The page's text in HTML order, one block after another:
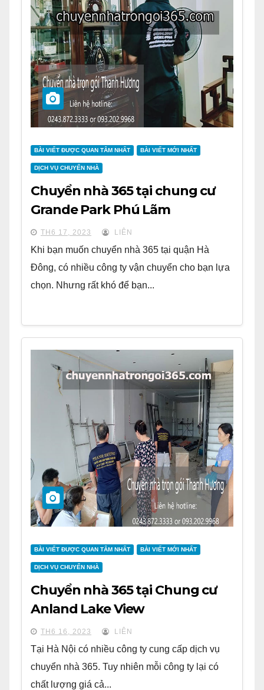
BÀI VIẾT ĐƯỢC QUAN TÂM NHẤT BÀI VIẾT MỚI NHẤT
DỊCH VỤ CHUYỂN NHÀ
Chuyển nhà 365 tại chung cư
Grande Park Phú Lãm
TH6 17, 2023 LIÊN
Khi bạn muốn chuyển nhà 365 tại quận Hà
Đông, có nhiều công ty vận chuyển cho bạn lựa
chọn. Nhưng rất khó để bạn...
BÀI VIẾT ĐƯỢC QUAN TÂM NHẤT BÀI VIẾT MỚI NHẤT
DỊCH VỤ CHUYỂN NHÀ
Chuyển nhà 365 tại Chung cư
Anland Lake View
TH6 16, 2023 LIÊN
Tại Hà Nội có nhiều công ty cung cấp dịch vụ
chuyển nhà 365. Tuy nhiên mỗi công ty lại có
chất lượng giá cả...